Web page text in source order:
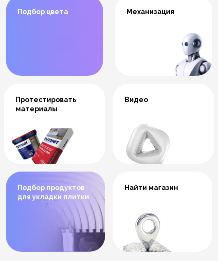
Подбор цвета Механизация
Протестировать
материалы
Видео
Подбор продуктов
для укладки плитки
Найти магазин